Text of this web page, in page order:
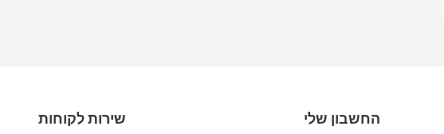
החשבון שלי
שירות לקוחות